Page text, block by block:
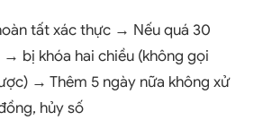
tất xác thực → Nếu quá 30
bị khóa hai chiều (không gọi
→ Thêm 5 ngày nữa không xử
hủy số